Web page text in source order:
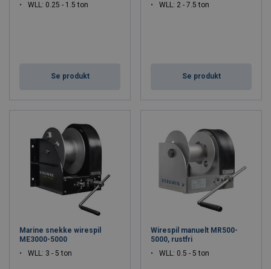
blandt andet rustfri håndspil, trailerspil og håndbetjent snekkegear
Spillene fås i kapaciteter fra 50 kg og helt op til 5 ton. Det er vores
der kan løfte/trække op til 5 ton, hvortil der
anvendes 16 mm stålwire. Vores mindste håndspil er af typen
50, WA 100 , denne er kompakt, støjsvag og velegnet til lettere
Nogle håndspil er til vægmontering som for eksempelhåndspil
, en pladsbesparende løsning, der foretrækkes i mange
typer industrier til en bred vifte af løfte og trække opgaver. Andre
snekkespil WW.
WLL: 0.25 - 1.5 ton
Se produkt
WLL: 2 - 7.5 ton
Se produkt
Marine snekke wirespil
ME3000-5000
WLL: 3 - 5 ton
Wirespil manuelt MR500-
5000, rustfri
WLL: 0.5 - 5 ton